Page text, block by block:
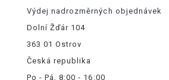
Výdej nadrozměrných objednávek
Dolní Žďár 104
363 01 Ostrov
Česká republika
Po - Pá, 8:00 - 16:00